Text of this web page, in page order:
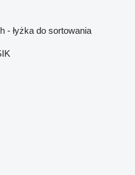
- łyżka do sortowania